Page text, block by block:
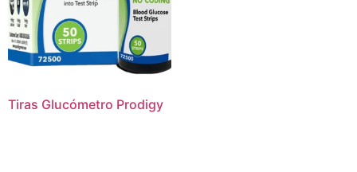
Tiras Glucómetro Prodigy